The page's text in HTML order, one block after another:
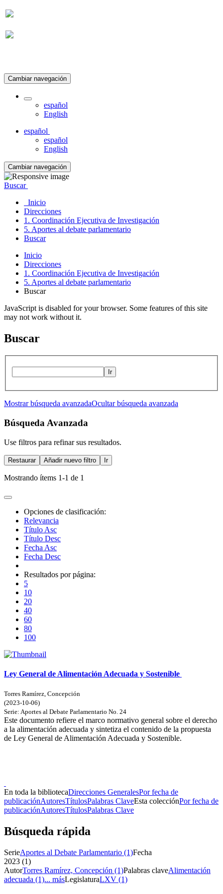
Cambiar navegación
español
English
español
español
English
Cambiar navegación
Buscar
Inicio
Direcciones
1. Coordinación Ejecutiva de Investigación
5. Aportes al debate parlamentario
Buscar
Inicio
Direcciones
1. Coordinación Ejecutiva de Investigación
5. Aportes al debate parlamentario
Buscar
JavaScript is disabled for your browser. Some features of this site
may not work without it.
Buscar
Ir
Mostrar búsqueda avanzadaOcultar búsqueda avanzada
Búsqueda Avanzada
Use filtros para refinar sus resultados.
Restaurar Añadir nuevo filtro Ir
Mostrando ítems 1-1 de 1
Opciones de clasificación:
Relevancia
Título Asc
Título Desc
Fecha Asc
Fecha Desc
Resultados por página:
5
10
20
40
60
80
100
Ley General de Alimentación Adecuada y Sostenible
Torres Ramírez, Concepción
(2023-10-06)
Serie: Aportes al Debate Parlamentario No. 24
Este documento refiere el marco normativo general sobre el derecho
a la alimentación adecuada y sintetiza el contenido de la propuesta
de Ley General de Alimentación Adecuada y Sostenible.
En toda la bibliotecaDirecciones GeneralesPor fecha de
publicaciónAutoresTítulosPalabras ClaveEsta colecciónPor fecha de
publicaciónAutoresTítulosPalabras Clave
Búsqueda rápida
SerieAportes al Debate Parlamentario (1)Fecha
2023 (1)
AutorTorres Ramírez, Concepción (1)Palabras claveAlimentación
adecuada (1)... másLegislaturaLXV (1)